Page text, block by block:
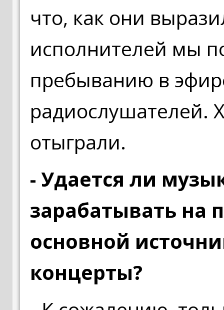
что, как они
исполнителей мы
пребыванию в
радиослушателей.
отыграли.
- Удается ли
зарабатывать на
основной
концерты?